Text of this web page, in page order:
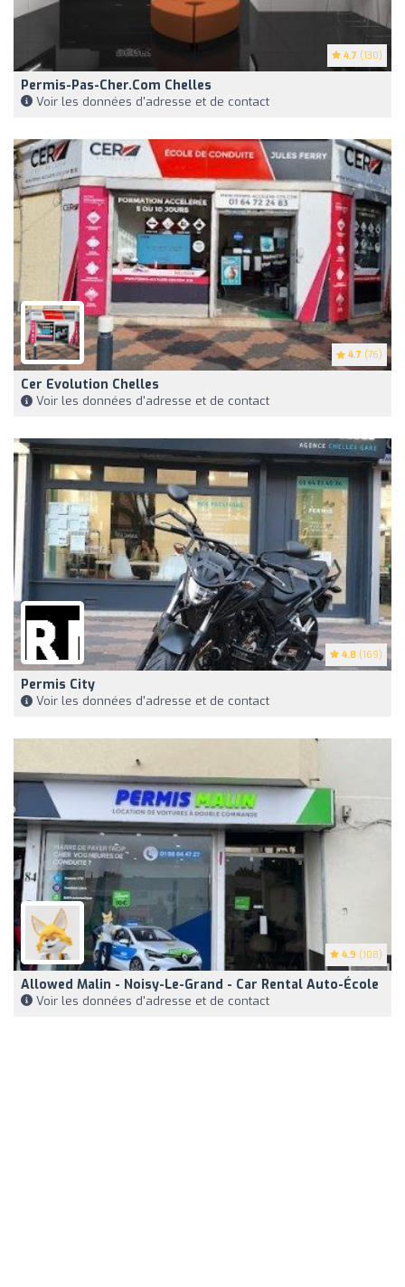
4.7 (130)
Permis-Pas-Cher.com Chelles
Voir les données d'adresse et de contact
4.7 (76)
Cer Evolution Chelles
Voir les données d'adresse et de contact
4.8 (169)
Permis City
Voir les données d'adresse et de contact
4.9 (108)
Allowed Malin - Noisy-Le-Grand - Car Rental Auto-École
Voir les données d'adresse et de contact